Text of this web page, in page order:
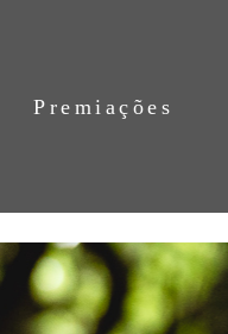
Premiações